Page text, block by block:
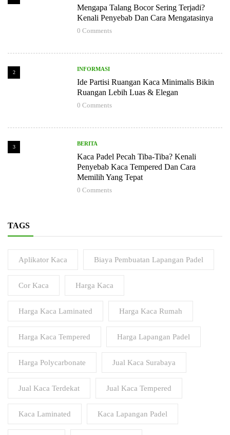
Mengapa Talang Bocor Sering Terjadi?
Kenali Penyebab Dan Cara Mengatasinya
0 Comments
2
INFORMASI
Ide Partisi Ruangan Kaca Minimalis Bikin
Ruangan Lebih Luas & Elegan
0 Comments
3
BERITA
Kaca Padel Pecah Tiba-Tiba? Kenali
Penyebab Kaca Tempered Dan Cara
Memilih Yang Tepat
0 Comments
TAGS
Aplikator Kaca Biaya Pembuatan Lapangan Padel
Cor Kaca Harga Kaca
Harga Kaca Laminated Harga Kaca Rumah
Harga Kaca Tempered Harga Lapangan Padel
Harga Polycarbonate Jual Kaca Surabaya
Jual Kaca Terdekat Jual Kaca Tempered
Kaca Laminated Kaca Lapangan Padel